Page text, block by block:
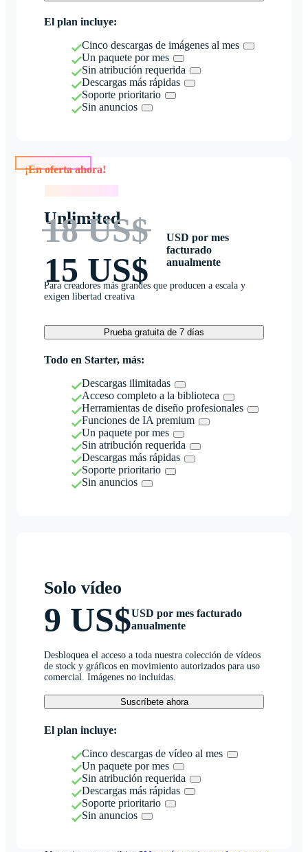
El plan incluye:
Cinco descargas de imágenes al mes
Un paquete por mes
Sin atribución requerida
Descargas más rápidas
Soporte prioritario
Sin anuncios
Unlimited
18 US$
15 US$
USD por mes
facturado
anualmente
Para creadores más grandes que producen a escala y
exigen libertad creativa
Prueba gratuita de 7 días
Todo en Starter, más:
Descargas ilimitadas
Acceso completo a la biblioteca
Herramientas de diseño profesionales
Funciones de IA premium
Un paquete por mes
Sin atribución requerida
Descargas más rápidas
Soporte prioritario
Sin anuncios
Solo vídeo
9 US$USD por mes facturado
anualmente
Desbloquea el acceso a toda nuestra colección de vídeos
de stock y gráficos en movimiento autorizados para uso
comercial. Imágenes no incluidas.
Suscríbete ahora
El plan incluye:
Cinco descargas de vídeo al mes
Un paquete por mes
Sin atribución requerida
Descargas más rápidas
Soporte prioritario
Sin anuncios